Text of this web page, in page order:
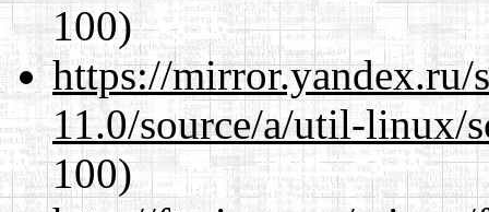
100)
https://mirror.yandex.ru/
11.0/source/a/util-linux/
100)